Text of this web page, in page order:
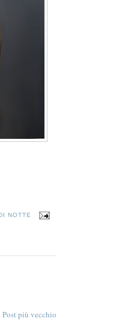
NOTTE
Post più vecchio